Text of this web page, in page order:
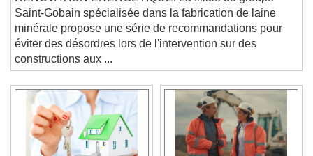
RÉNOVATION ÉNERGÉTIQUE. La filiale du groupe
Saint-Gobain spécialisée dans la fabrication de laine
minérale propose une série de recommandations pour
éviter des désordres lors de l'intervention sur des
constructions aux ...